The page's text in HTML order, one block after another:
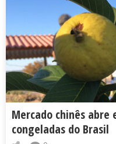
Mercado chinês
congeladas do Brasil